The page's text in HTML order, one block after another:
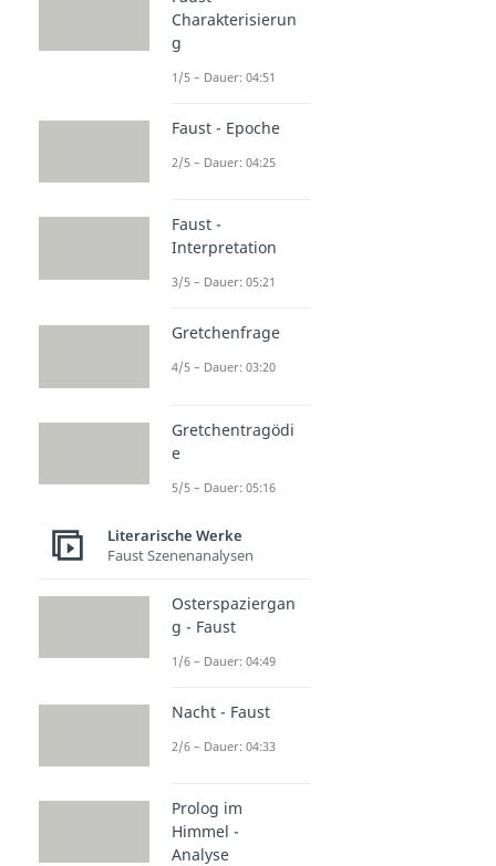
Charakterisierun
g
1/5 – Dauer: 04:51
Faust - Epoche
2/5 – Dauer: 04:25
Faust -
Interpretation
3/5 – Dauer: 05:21
Gretchenfrage
4/5 – Dauer: 03:20
Gretchentragödi
e
5/5 – Dauer: 05:16
Literarische Werke
Faust Szenenanalysen
Osterspaziergan
g - Faust
1/6 – Dauer: 04:49
Nacht - Faust
2/6 – Dauer: 04:33
Prolog im
Himmel -
Analyse